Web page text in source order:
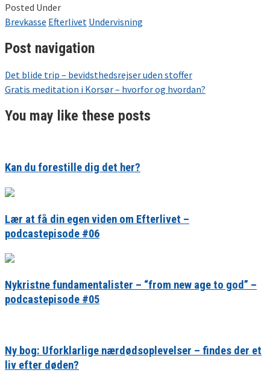
Posted Under
Brevkasse Efterlivet Undervisning
Post navigation
Det blide trip – bevidsthedsrejser uden stoffer
Gratis meditation i Korsør – hvorfor og hvordan?
You may like these posts
Kan du forestille dig det her?
Lær at få din egen viden om Efterlivet –
podcastepisode #06
Nykristne fundamentalister – “from new age to god” –
podcastepisode #05
Ny bog: Uforklarlige nærdødsoplevelser – findes der et
liv efter døden?